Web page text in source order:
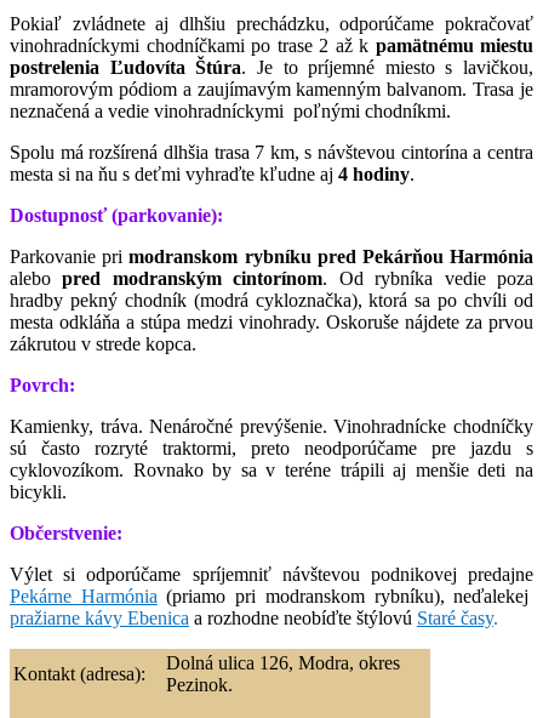
Pokiaľ zvládnete aj dlhšiu prechádzku, odporúčame pokračovať
vinohradníckymi chodníčkami po trase 2 až k pamätnému miestu
postrelenia Ľudovíta Štúra. Je to príjemné miesto s lavičkou,
mramorovým pódiom a zaujímavým kamenným balvanom. Trasa je
neznačená a vedie vinohradníckymi poľnými chodníkmi.
Spolu má rozšírená dlhšia trasa 7 km, s návštevou cintorína a centra
mesta si na ňu s deťmi vyhraďte kľudne aj 4 hodiny.
Dostupnosť (parkovanie):
Parkovanie pri modranskom rybníku pred Pekárňou Harmónia
alebopred modranským cintorínom. Od rybníka vedie poza
hradby pekný chodník (modrá cykloznačka), ktorá sa po chvíli od
mesta odkláňa a stúpa medzi vinohrady. Oskoruše nájdete za prvou
zákrutou v strede kopca.
Povrch:
Kamienky, tráva. Nenáročné prevýšenie. Vinohradnícke chodníčky
sú často rozryté traktormi, preto neodporúčame pre jazdu s
cyklovozíkom. Rovnako by sa v teréne trápili aj menšie deti na
bicykli.
Občerstvenie:
Výlet si odporúčame spríjemniť návštevou podnikovej predajne
Pekárne Harmónia (priamo pri modranskom rybníku), neďalekej
pražiarne kávy Ebenica a rozhodne neobíďte štýlovú Staré časy.
Kontakt (adresa):
Dolná ulica 126, Modra, okres
Pezinok.